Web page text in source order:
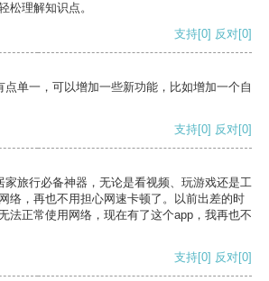
松理解知识点。
支持[0] 反对[0]
点单一，可以增加一些新功能，比如增加一个自
支持[0] 反对[0]
家旅行必备神器，无论是看视频、玩游戏还是工
络，再也不用担心网速卡顿了。以前出差的时
法正常使用网络，现在有了这个app，我再也不
支持[0] 反对[0]